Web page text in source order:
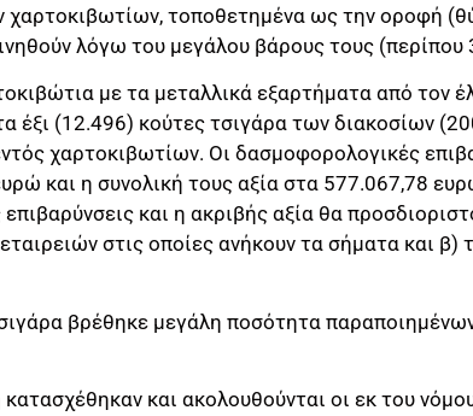
τοποθετημένα ως την οροφή
λόγω του μεγάλου βάρους τους (περίπου
με τα μεταλλικά εξαρτήματα από τον
έξι (12.496) κούτες τσιγάρα των διακοσίων
χαρτοκιβωτίων. Οι δασμοφορολογικές
και η συνολική τους αξία στα 577.067,78
και η ακριβής αξία θα
στις οποίες ανήκουν τα σήματα και β)
βρέθηκε μεγάλη ποσότητα
και ακολουθούνται οι εκ του